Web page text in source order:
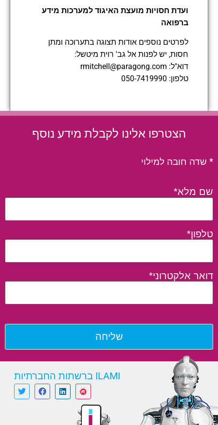
ועדת חסויות מועצת האיגוד למערכות מידע
ברפואה
לפרטים נוספים אודות תצוגה בתערוכה ומתן
חסות, יש לפנות אל גב' רוית מיטשל:
דוא"ל: rmitchell@paragong.com
טלפון: 050-7419990
הצטרפו אלינו לקבלת מידע נוסף
* שדה חובה למילוי
שם מלא*
טלפון*
דואר אלקטרוני*
ILAMI ברשתות החברתיות